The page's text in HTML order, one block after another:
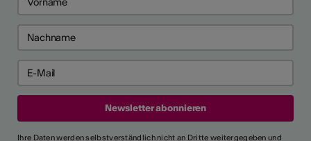
Ihre Daten werden selbstverständlich nicht an Dritte weitergegeben und